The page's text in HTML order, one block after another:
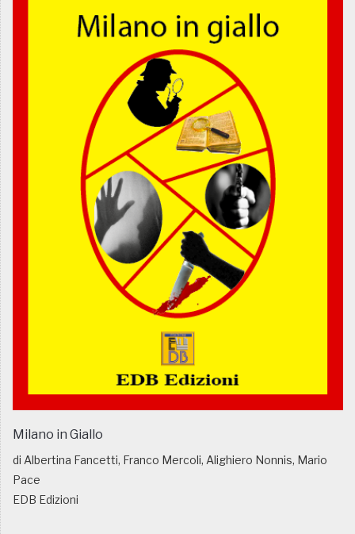
Milano in Giallo
di Albertina Fancetti, Franco Mercoli, Alighiero Nonnis, Mario
Pace
EDB Edizioni